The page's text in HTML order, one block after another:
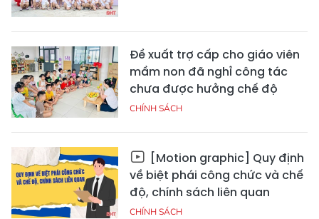
Đề xuất trợ cấp cho giáo viên
mầm non đã nghỉ công tác
chưa được hưởng chế độ
CHÍNH SÁCH
[Motion graphic] Quy định
về biệt phái công chức và chế
độ, chính sách liên quan
CHÍNH SÁCH